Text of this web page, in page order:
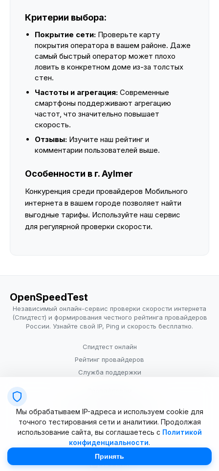
Критерии выбора:
Покрытие сети: Проверьте карту
покрытия оператора в вашем районе. Даже
самый быстрый оператор может плохо
ловить в конкретном доме из-за толстых
стен.
Частоты и агрегация: Современные
смартфоны поддерживают агрегацию
частот, что значительно повышает
скорость.
Отзывы: Изучите наш рейтинг и
комментарии пользователей выше.
Особенности в г. Aylmer
Конкуренция среди провайдеров Мобильного
интернета в вашем городе позволяет найти
выгодные тарифы. Используйте наш сервис
для регулярной проверки скорости.
OpenSpeedTest
Независимый онлайн-сервис проверки скорости интернета
(Спидтест) и формирования честного рейтинга провайдеров
России. Узнайте свой IP, Ping и скорость бесплатно.
Спидтест онлайн
Рейтинг провайдеров
Служба поддержки
Условия использования
© 2025–2026 OpenSpeedTest (ИП Долматова В.В.). Все права
Мы обрабатываем IP-адреса и используем cookie для
точного тестирования сети и аналитики. Продолжая
использование сайта, вы соглашаетесь с Политикой
конфиденциальности.
Принять